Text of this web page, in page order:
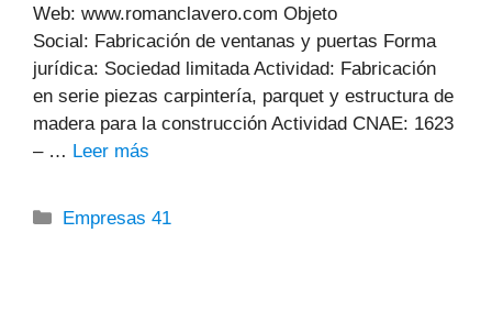
Web: www.romanclavero.com Objeto
Social: Fabricación de ventanas y puertas Forma
jurídica: Sociedad limitada Actividad: Fabricación
en serie piezas carpintería, parquet y estructura de
madera para la construcción Actividad CNAE: 1623
– … Leer más
Categorías
Empresas 41